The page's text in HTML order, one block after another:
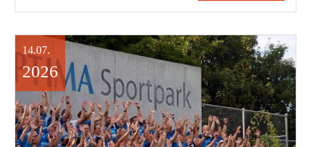
14.07.
2026